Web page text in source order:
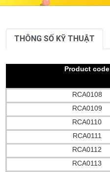
THÔNG SỐ KỸ THUẬT
Product code
RCA0108
RCA0109
RCA0110
RCA0111
RCA0112
RCA0113